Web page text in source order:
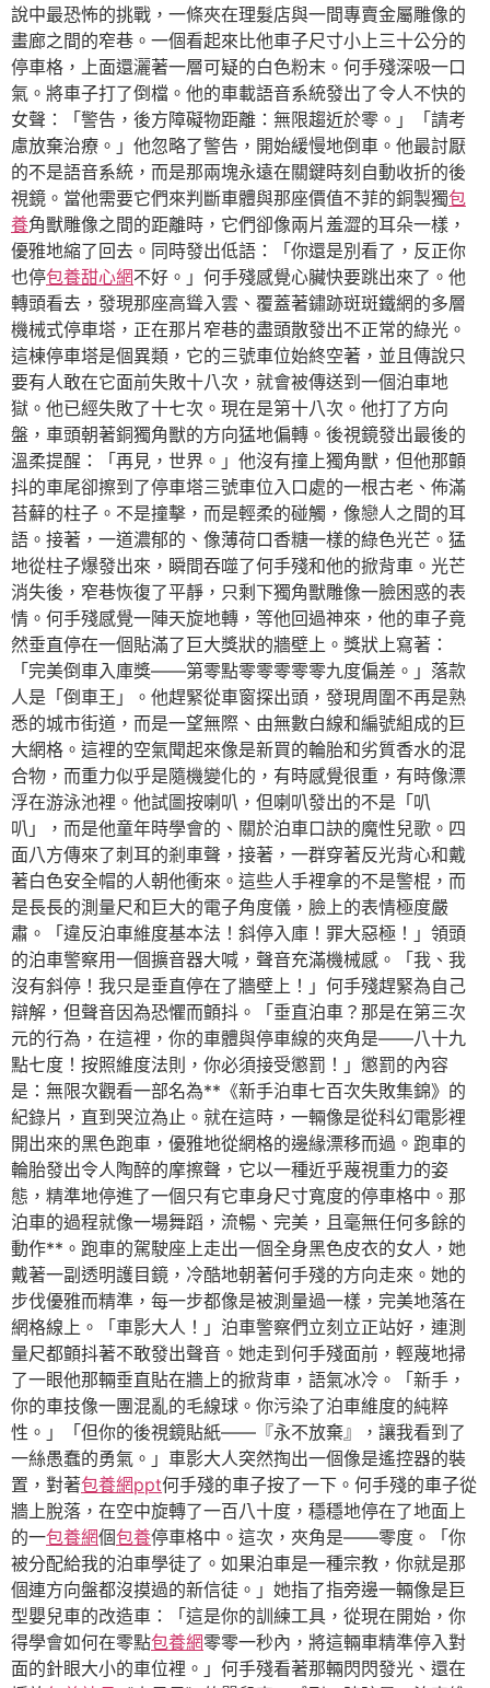
說中最恐怖的挑戰，一條夾在理髮店與一間專賣金屬雕像的
畫廊之間的窄巷。一個看起來比他車子尺寸小上三十公分的
停車格，上面還灑著一層可疑的白色粉末。何手殘深吸一口
氣。將車子打了倒檔。他的車載語音系統發出了令人不快的
女聲：「警告，後方障礙物距離：無限趨近於零。」「請考
慮放棄治療。」他忽略了警告，開始緩慢地倒車。他最討厭
的不是語音系統，而是那兩塊永遠在關鍵時刻自動收折的後
視鏡。當他需要它們來判斷車體與那座價值不菲的銅製獨包
養角獸雕像之間的距離時，它們卻像兩片羞澀的耳朵一樣，
優雅地縮了回去。同時發出低語：「你還是別看了，反正你
也停包養甜心網不好。」何手殘感覺心臟快要跳出來了。他
轉頭看去，發現那座高聳入雲、覆蓋著鏽跡斑斑鐵網的多層
機械式停車塔，正在那片窄巷的盡頭散發出不正常的綠光。
這棟停車塔是個異類，它的三號車位始終空著，並且傳說只
要有人敢在它面前失敗十八次，就會被傳送到一個泊車地
獄。他已經失敗了十七次。現在是第十八次。他打了方向
盤，車頭朝著銅獨角獸的方向猛地偏轉。後視鏡發出最後的
溫柔提醒：「再見，世界。」他沒有撞上獨角獸，但他那顫
抖的車尾卻擦到了停車塔三號車位入口處的一根古老、佈滿
苔蘚的柱子。不是撞擊，而是輕柔的碰觸，像戀人之間的耳
語。接著，一道濃郁的、像薄荷口香糖一樣的綠色光芒。猛
地從柱子爆發出來，瞬間吞噬了何手殘和他的掀背車。光芒
消失後，窄巷恢復了平靜，只剩下獨角獸雕像一臉困惑的表
情。何手殘感覺一陣天旋地轉，等他回過神來，他的車子竟
然垂直停在一個貼滿了巨大獎狀的牆壁上。獎狀上寫著：
「完美倒車入庫獎——第零點零零零零零九度偏差。」落款
人是「倒車王」。他趕緊從車窗探出頭，發現周圍不再是熟
悉的城市街道，而是一望無際、由無數白線和編號組成的巨
大網格。這裡的空氣聞起來像是新買的輪胎和劣質香水的混
合物，而重力似乎是隨機變化的，有時感覺很重，有時像漂
浮在游泳池裡。他試圖按喇叭，但喇叭發出的不是「叭
叭」，而是他童年時學會的、關於泊車口訣的魔性兒歌。四
面八方傳來了刺耳的剎車聲，接著，一群穿著反光背心和戴
著白色安全帽的人朝他衝來。這些人手裡拿的不是警棍，而
是長長的測量尺和巨大的電子角度儀，臉上的表情極度嚴
肅。「違反泊車維度基本法！斜停入庫！罪大惡極！」領頭
的泊車警察用一個擴音器大喊，聲音充滿機械感。「我、我
沒有斜停！我只是垂直停在了牆壁上！」何手殘趕緊為自己
辯解，但聲音因為恐懼而顫抖。「垂直泊車？那是在第三次
元的行為，在這裡，你的車體與停車線的夾角是——八十九
點七度！按照維度法則，你必須接受懲罰！」懲罰的內容
是：無限次觀看一部名為**《新手泊車七百次失敗集錦》的
紀錄片，直到哭泣為止。就在這時，一輛像是從科幻電影裡
開出來的黑色跑車，優雅地從網格的邊緣漂移而過。跑車的
輪胎發出令人陶醉的摩擦聲，它以一種近乎蔑視重力的姿
態，精準地停進了一個只有它車身尺寸寬度的停車格中。那
泊車的過程就像一場舞蹈，流暢、完美，且毫無任何多餘的
動作**。跑車的駕駛座上走出一個全身黑色皮衣的女人，她
戴著一副透明護目鏡，冷酷地朝著何手殘的方向走來。她的
步伐優雅而精準，每一步都像是被測量過一樣，完美地落在
網格線上。「車影大人！」泊車警察們立刻立正站好，連測
量尺都顫抖著不敢發出聲音。她走到何手殘面前，輕蔑地掃
了一眼他那輛垂直貼在牆上的掀背車，語氣冰冷。「新手，
你的車技像一團混亂的毛線球。你污染了泊車維度的純粹
性。」「但你的後視鏡貼紙——『永不放棄』，讓我看到了
一絲愚蠢的勇氣。」車影大人突然掏出一個像是遙控器的裝
置，對著包養網ppt何手殘的車子按了一下。何手殘的車子從
牆上脫落，在空中旋轉了一百八十度，穩穩地停在了地面上
的一包養網個包養停車格中。這次，夾角是——零度。「你
被分配給我的泊車學徒了。如果泊車是一種宗教，你就是那
個連方向盤都沒摸過的新信徒。」她指了指旁邊一輛像是巨
型嬰兒車的改造車：「這是你的訓練工具，從現在開始，你
得學會如何在零點包養網零零一秒內，將這輛車精準停入對
面的針眼大小的車位裡。」何手殘看著那輛閃閃發光、還在